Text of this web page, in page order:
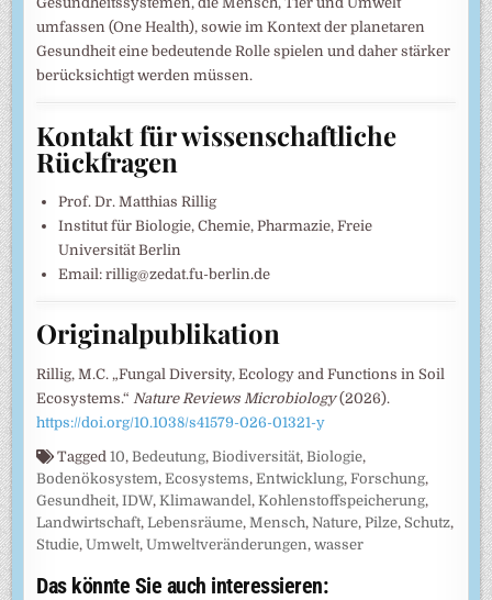
umfassen (One Health), sowie im Kontext der planetaren
Gesundheit eine bedeutende Rolle spielen und daher stärker
berücksichtigt werden müssen.
Kontakt für wissenschaftliche
Rückfragen
Prof. Dr. Matthias Rillig
Institut für Biologie, Chemie, Pharmazie, Freie
Universität Berlin
Email: rillig@zedat.fu-berlin.de
Originalpublikation
Rillig, M.C. „Fungal Diversity, Ecology and Functions in Soil
Ecosystems.“ Nature Reviews Microbiology(2026).
https://doi.org/10.1038/s41579-026-01321-y
Tagged10, Bedeutung, Biodiversität, Biologie,
Bodenökosystem,Ecosystems,Entwicklung,Forschung,
Gesundheit,IDW,Klimawandel ,Kohlenstoffspeicherung,
Landwirtschaft,Lebensräume, Mensch, Nature, Pilze, Schutz,
Studie,Umwelt,Umweltveränderungen,wasser
Das könnte Sie auch interessieren: